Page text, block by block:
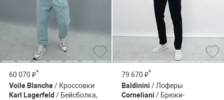
60 070 ₽*
Voile Blanche/ Кроссовки
Karl Lagerfeld / Бейсболка,
79 670 ₽*
Baldinini / Лоферы
Corneliani / Брюки-